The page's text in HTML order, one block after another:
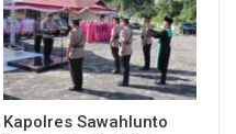
Kapolres Sawahlunto